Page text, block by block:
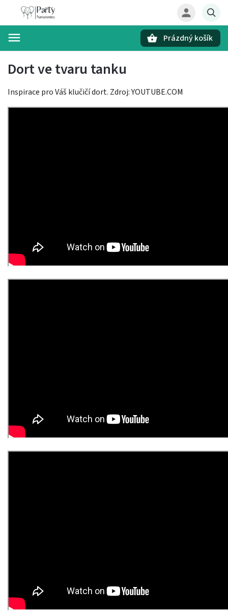
Prázdný košík
Dort ve tvaru tanku
Inspirace pro Váš klučičí dort. Zdroj: YOUTUBE.COM